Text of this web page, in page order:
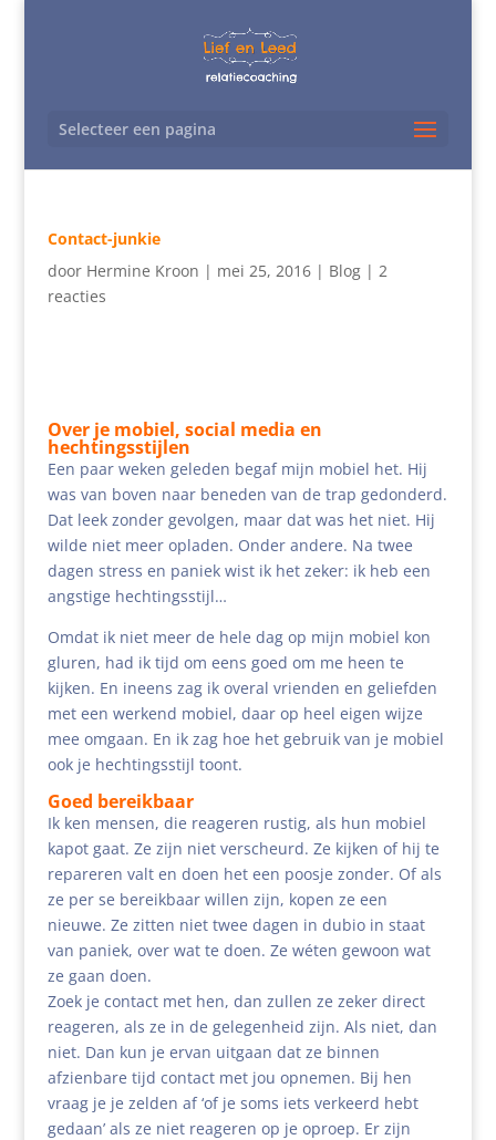
Selecteer een pagina
Contact-junkie
door Hermine Kroon | mei 25, 2016| Blog| 2
reacties
Over je mobiel, social media en
hechtingsstijlen
Een paar weken geleden begaf mijn mobiel het. Hij
was van boven naar beneden van de trap gedonderd.
Dat leek zonder gevolgen, maar dat was het niet. Hij
wilde niet meer opladen. Onder andere. Na twee
dagen stress en paniek wist ik het zeker: ik heb een
angstige hechtingsstijl…
Omdat ik niet meer de hele dag op mijn mobiel kon
gluren, had ik tijd om eens goed om me heen te
kijken. En ineens zag ik overal vrienden en geliefden
met een werkend mobiel, daar op heel eigen wijze
mee omgaan. En ik zag hoe het gebruik van je mobiel
ook je hechtingsstijl toont.
Goed bereikbaar
Ik ken mensen, die reageren rustig, als hun mobiel
kapot gaat. Ze zijn niet verscheurd. Ze kijken of hij te
repareren valt en doen het een poosje zonder. Of als
ze per se bereikbaar willen zijn, kopen ze een
nieuwe. Ze zitten niet twee dagen in dubio in staat
van paniek, over wat te doen. Ze wéten gewoon wat
ze gaan doen.
Zoek je contact met hen, dan zullen ze zeker direct
reageren, als ze in de gelegenheid zijn. Als niet, dan
niet. Dan kun je ervan uitgaan dat ze binnen
afzienbare tijd contact met jou opnemen. Bij hen
vraag je je zelden af ‘of je soms iets verkeerd hebt
gedaan’ als ze niet reageren op je oproep. Er zijn